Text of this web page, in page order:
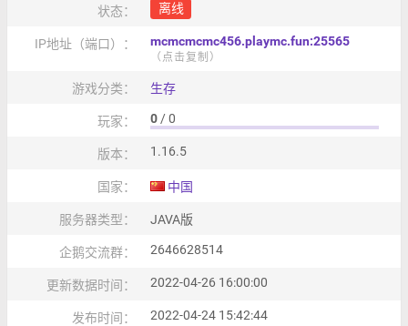
状态： 离线
IP地址（端口）： mcmcmcmc456.playmc.fun:25565
（点击复制）
游戏分类： 生存
玩家： 0 / 0
版本： 1.16.5
国家： 中国
服务器类型： JAVA版
企鹅交流群： 2646628514
更新数据时间： 2022-04-26 16:00:00
发布时间： 2022-04-24 15:42:44